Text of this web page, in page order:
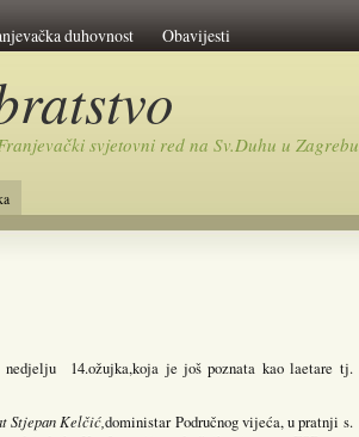
duhovnost Obavijesti
svjetovni red na Sv.Duhu u Zagrebu
14.ožujka,koja je još poznata kao laetare tj.
Stjepan Kelčić,doministar Područnog vijeća, u pratnji s.